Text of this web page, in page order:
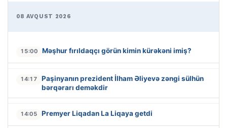
08 AVQUST 2026
15:00 Məşhur fırıldaqçı görün kimin kürəkəni imiş?
14:17
Paşinyanın prezident İlham Əliyevə zəngi sülhün
bərqərarı deməkdir
14:05 Premyer Liqadan La Liqaya getdi